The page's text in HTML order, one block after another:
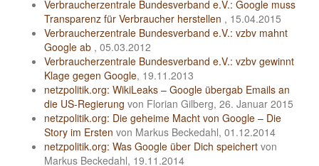
Verbraucherzentrale Bundesverband e.V.: Google muss
Transparenz für Verbraucher herstellen , 15.04.2015
Verbraucherzentrale Bundesverband e.V.: vzbv mahnt
Google ab , 05.03.2012
Verbraucherzentrale Bundesverband e.V.: vzbv gewinnt
Klage gegen Google, 19.11.2013
netzpolitik.org: WikiLeaks – Google übergab Emails an
die US-Regierung von Florian Gilberg, 26. Januar 2015
netzpolitik.org: Die geheime Macht von Google – Die
Story im Ersten von Markus Beckedahl, 01.12.2014
netzpolitik.org: Was Google über Dich speichert von
Markus Beckedahl, 19.11.2014